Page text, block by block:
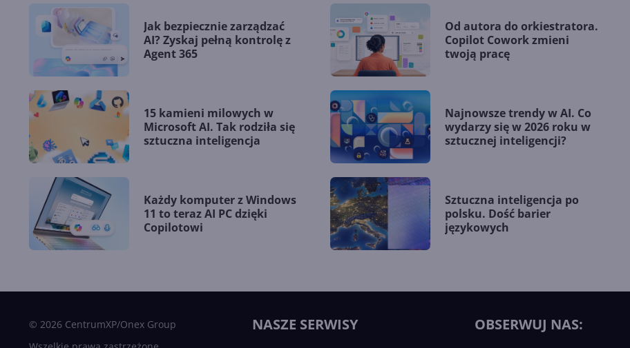
Jak bezpiecznie zarządzać
AI? Zyskaj pełną kontrolę z
Agent 365
Od autora do orkiestratora.
Copilot Cowork zmieni
twoją pracę
15 kamieni milowych w
Microsoft AI. Tak rodziła się
sztuczna inteligencja
Najnowsze trendy w AI. Co
wydarzy się w 2026 roku w
sztucznej inteligencji?
Każdy komputer z Windows
11 to teraz AI PC dzięki
Copilotowi
Sztuczna inteligencja po
polsku. Dość barier
językowych
© 2026 CentrumXP/Onex Group
NASZE SERWISY OBSERWUJ NAS: